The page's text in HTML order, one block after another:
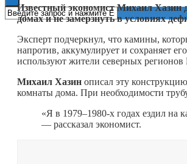
Известный экономист Михаил Хазин
домах и не замерзнуть в условиях
Эксперт подчеркнул, что камины,
напротив, аккумулирует и сохраняет
используют жители северных регионов
Михаил Хазин описал эту
комнаты дома. При необходимости
«Я в 1979–1980-х годах ездил на
— рассказал экономист.